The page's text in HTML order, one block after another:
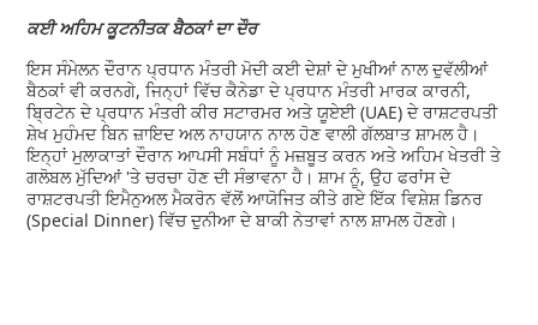
ਕਈ ਅਹਿਮ ਕੂਟਨੀਤਕ ਬੈਠਕਾਂ ਦਾ ਦੌਰ
ਇਸ ਸੰਮੇਲਨ ਦੌਰਾਨ ਪ੍ਰਧਾਨ ਮੰਤਰੀ ਮੋਦੀ ਕਈ ਦੇਸ਼ਾਂ ਦੇ ਮੁਖੀਆਂ ਨਾਲ ਦੁਵੱਲੀਆਂ
ਬੈਠਕਾਂ ਵੀ ਕਰਨਗੇ, ਜਿਨ੍ਹਾਂ ਵਿੱਚ ਕੈਨੇਡਾ ਦੇ ਪ੍ਰਧਾਨ ਮੰਤਰੀ ਮਾਰਕ ਕਾਰਨੀ,
ਬ੍ਰਿਟੇਨ ਦੇ ਪ੍ਰਧਾਨ ਮੰਤਰੀ ਕੀਰ ਸਟਾਰਮਰ ਅਤੇ ਯੂਏਈ (UAE) ਦੇ ਰਾਸ਼ਟਰਪਤੀ
ਸ਼ੇਖ ਮੁਹੰਮਦ ਬਿਨ ਜ਼ਾਇਦ ਅਲ ਨਾਹਯਾਨ ਨਾਲ ਹੋਣ ਵਾਲੀ ਗੱਲਬਾਤ ਸ਼ਾਮਲ ਹੈ।
ਇਨ੍ਹਾਂ ਮੁਲਾਕਾਤਾਂ ਦੌਰਾਨ ਆਪਸੀ ਸਬੰਧਾਂ ਨੂੰ ਮਜ਼ਬੂਤ ​​ਕਰਨ ਅਤੇ ਅਹਿਮ ਖੇਤਰੀ ਤੇ
ਗਲੋਬਲ ਮੁੱਦਿਆਂ 'ਤੇ ਚਰਚਾ ਹੋਣ ਦੀ ਸੰਭਾਵਨਾ ਹੈ। ਸ਼ਾਮ ਨੂੰ, ਉਹ ਫਰਾਂਸ ਦੇ
ਰਾਸ਼ਟਰਪਤੀ ਇਮੈਨੁਅਲ ਮੈਕਰੋਨ ਵੱਲੋਂ ਆਯੋਜਿਤ ਕੀਤੇ ਗਏ ਇੱਕ ਵਿਸ਼ੇਸ਼ ਡਿਨਰ
(Special Dinner) ਵਿੱਚ ਦੁਨੀਆ ਦੇ ਬਾਕੀ ਨੇਤਾਵਾਂ ਨਾਲ ਸ਼ਾਮਲ ਹੋਣਗੇ।